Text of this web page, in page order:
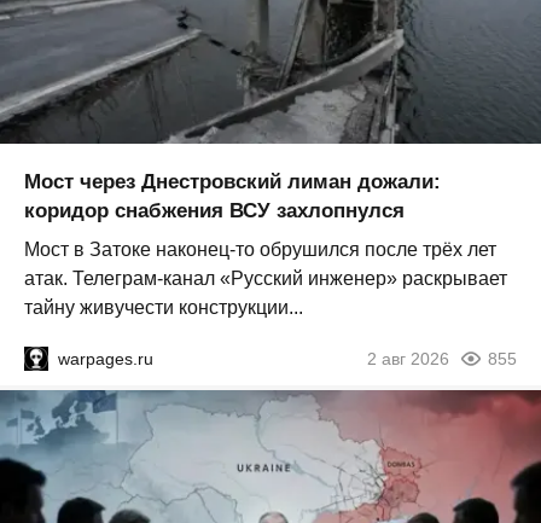
Мост через Днестровский лиман дожали:
коридор снабжения ВСУ захлопнулся
Мост в Затоке наконец-то обрушился после трёх лет
атак. Телеграм-канал «Русский инженер» раскрывает
тайну живучести конструкции...
warpages.ru 2 авг 2026 855